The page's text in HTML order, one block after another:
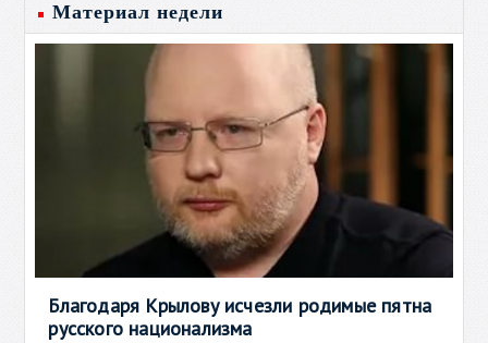
Материал недели
Благодаря Крылову исчезли родимые пятна
русского национализма